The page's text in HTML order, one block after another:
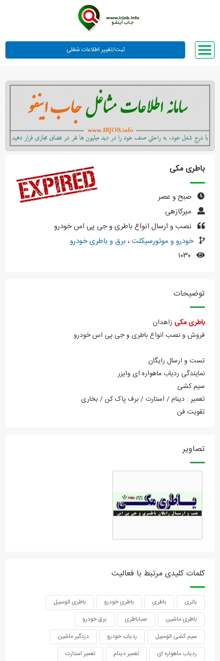
وبلاگ
معرفی ما
تعرفه ها
راهنما
ورود یا عضویت
باطری مکی
صبح و عصر
میرکازهی
نصب و ارسال انواع باطری و جی پی اس خودرو
خودرو و موتورسیکلت، برق و باطری خودرو
۱۰۳۰
توضیحات
باطری مکی زاهدان
فروش و نصب انواع باطری و جی پی اس خودرو
تست و ارسال رایگان
نمایندگی ردیاب ماهواره ای وایزر
سیم کشی
تعمیر : دینام / استارت / برف پاک کن / بخاری
تقویت فن
تصاویر
کلمات کلیدی مرتبط با فعالیت
باتری باطری باطری خودرو
باطری اتومبیل
باطری ماشین
صباباطری
برق خودرو
سیم کشی اتومبیل
ردیاب خودرو
دزدگیر ماشین
ردیاب ماهواره ای
تعمیر دینام تعمیر استارت